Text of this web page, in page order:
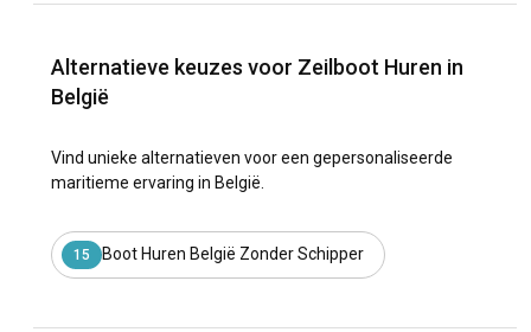
Alternatieve keuzes voor Zeilboot Huren in
België
Vind unieke alternatieven voor een gepersonaliseerde
maritieme ervaring in België.
15 Boot Huren België Zonder Schipper